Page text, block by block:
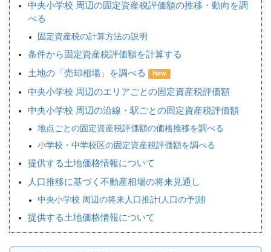
中央小学校 周辺の固定資産税評価額の推移・動向を調
べる
固定資産税の計算方法の説明
条件から固定資産税評価額を計算する
土地の「売却相場」を調べる New
中央小学校 周辺のエリアごとの固定資産税評価額
中央小学校 周辺の沿線・駅ごとの固定資産税評価額
地点ごとの固定資産税評価額の価格推移を調べる
小学校・中学校区の固定資産税評価額を調べる
提供する土地価格情報について
人口推移に基づく不動産相場の将来見通し
中央小学校 周辺の将来人口推計(人口の予測)
提供する土地価格情報について